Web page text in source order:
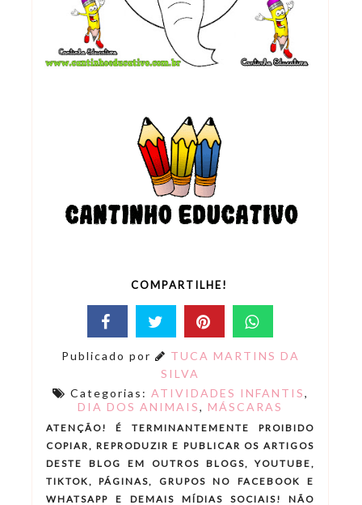
COMPARTILHE!
Publicado por
TUCA MARTINS DA
SILVA
Categorias: ATIVIDADES INFANTIS,
DIA DOS ANIMAIS, MÁSCARAS
ATENÇÃO! É TERMINANTEMENTE PROIBIDO
COPIAR, REPRODUZIR E PUBLICAR OS ARTIGOS
DESTE BLOG EM OUTROS BLOGS, YOUTUBE,
TIKTOK, PÁGINAS, GRUPOS NO FACEBOOK E
WHATSAPP E DEMAIS MÍDIAS SOCIAIS! NÃO